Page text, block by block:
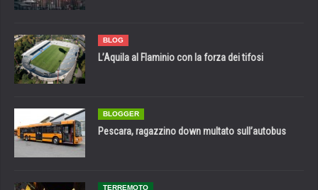
BLOG
L’Aquila al Flaminio con la forza dei tifosi
BLOGGER
Pescara, ragazzino down multato sull’autobus
TERREMOTO